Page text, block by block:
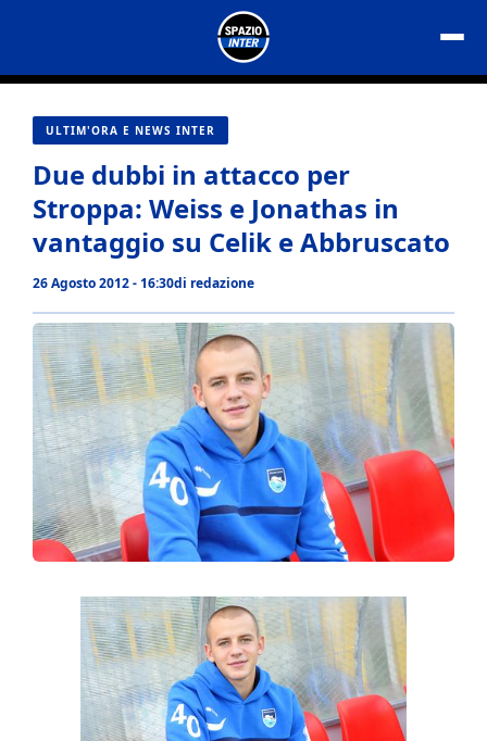
contenuto
ULTIM'ORA E NEWS INTER
Due dubbi in attacco per
Stroppa: Weiss e Jonathas in
vantaggio su Celik e Abbruscato
26 Agosto 2012 - 16:30di redazione